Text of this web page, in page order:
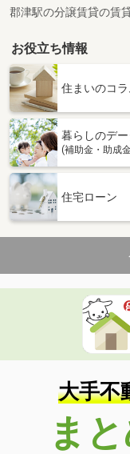
郡津駅の分譲賃貸の賃
お役立ち情報
住まいのコラ
暮らしのデー
(補助金・助成
住宅ローン
大手不
ま